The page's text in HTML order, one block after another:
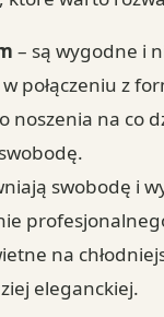
– są wygodne i
w połączeniu z
noszenia na co
swobodę i
na
eleganckiej.